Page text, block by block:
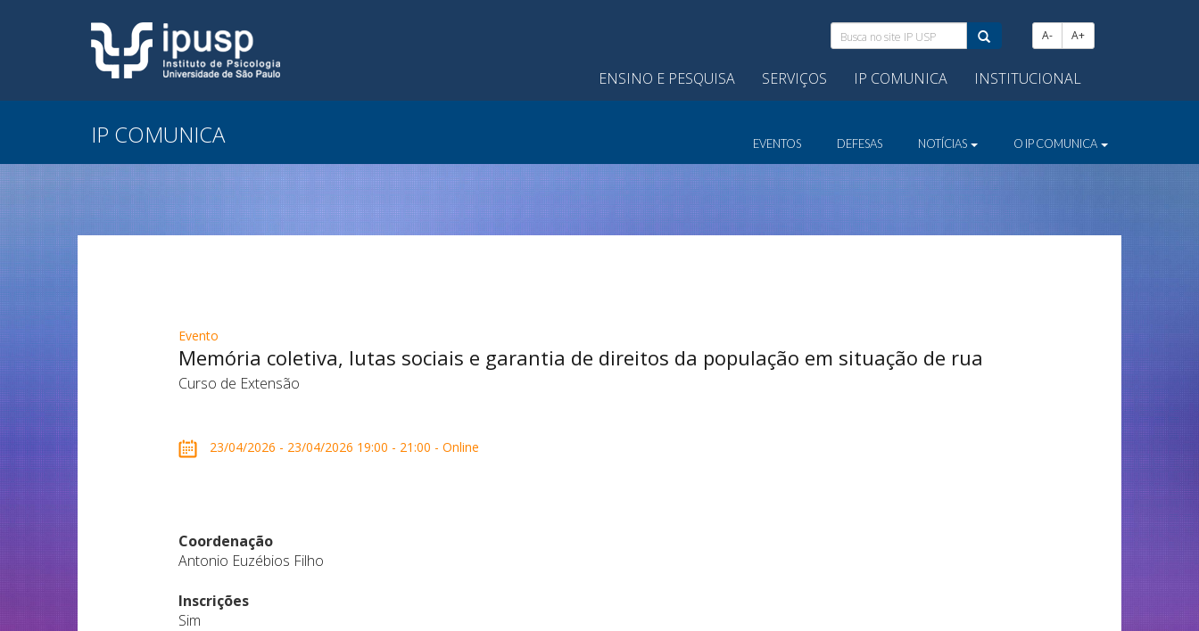
Busca
no
site
IP
A- A+
ENSINO E PESQUISA SERVIÇOS IP COMUNICA INSTITUCIONAL
IP COMUNICA EVENTOS DEFESAS NOTÍCIAS O IP COMUNICA
Evento
Memória coletiva, lutas sociais e garantia de direitos da população em situação de rua
Curso de Extensão
23/04/2026 - 23/04/2026 19:00 - 21:00 - Online
Coordenação
Antonio Euzébios Filho
Inscrições
Sim